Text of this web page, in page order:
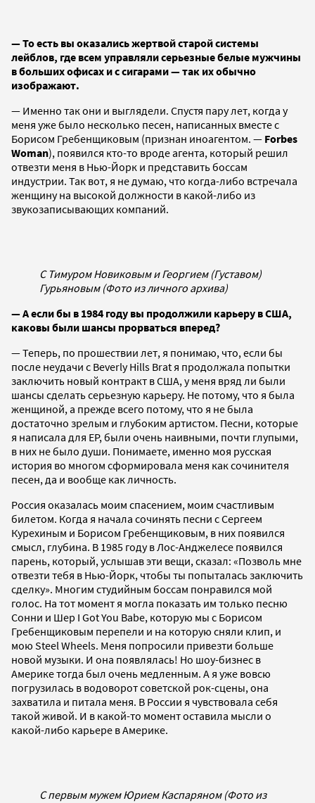
— То есть вы оказались жертвой старой системы
лейблов, где всем управляли серьезные белые мужчины
в больших офисах и с сигарами — так их обычно
изображают.
— Именно так они и выглядели. Спустя пару лет, когда у
меня уже было несколько песен, написанных вместе с
Борисом Гребенщиковым (признан иноагентом. — Forbes
Woman), появился кто-то вроде агента, который решил
отвезти меня в Нью-Йорк и представить боссам
индустрии. Так вот, я не думаю, что когда-либо встречала
женщину на высокой должности в какой-либо из
звукозаписывающих компаний.
С Тимуром Новиковым и Георгием (Густавом)
Гурьяновым (Фото из личного архива)
— А если бы в 1984 году вы продолжили карьеру в США,
каковы были шансы прорваться вперед?
— Теперь, по прошествии лет, я понимаю, что, если бы
после неудачи с Beverly Hills Brat я продолжала попытки
заключить новый контракт в США, у меня вряд ли были
шансы сделать серьезную карьеру. Не потому, что я была
женщиной, а прежде всего потому, что я не была
достаточно зрелым и глубоким артистом. Песни, которые
я написала для EP, были очень наивными, почти глупыми,
в них не было души. Понимаете, именно моя русская
история во многом сформировала меня как сочинителя
песен, да и вообще как личность.
Россия оказалась моим спасением, моим счастливым
билетом. Когда я начала сочинять песни с Сергеем
Курехиным и Борисом Гребенщиковым, в них появился
смысл, глубина. В 1985 году в Лос-Анджелесе появился
парень, который, услышав эти вещи, сказал: «Позволь мне
отвезти тебя в Нью-Йорк, чтобы ты попыталась заключить
сделку». Многим студийным боссам понравился мой
голос. На тот момент я могла показать им только песню
Сонни и Шер I Got You Babe, которую мы с Борисом
Гребенщиковым перепели и на которую сняли клип, и
мою Steel Wheels. Меня попросили привезти больше
новой музыки. И она появлялась! Но шоу-бизнес в
Америке тогда был очень медленным. А я уже вовсю
погрузилась в водоворот советской рок-сцены, она
захватила и питала меня. В России я чувствовала себя
такой живой. И в какой-то момент оставила мысли о
какой-либо карьере в Америке.
С первым мужем Юрием Каспаряном (Фото из